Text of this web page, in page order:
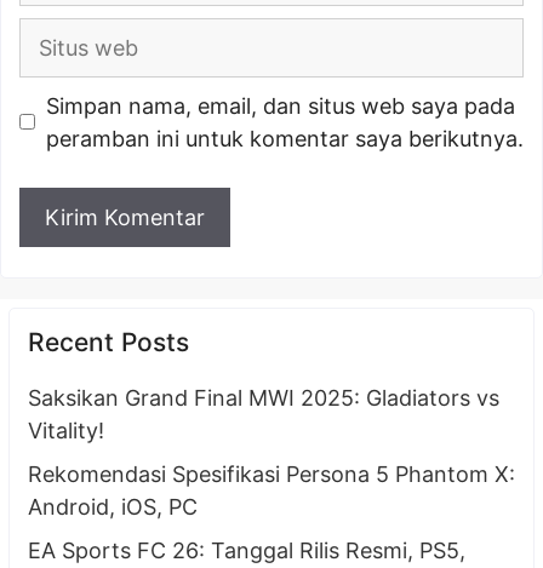
Situs
web
Simpan nama, email, dan situs web saya pada
peramban ini untuk komentar saya berikutnya.
Recent Posts
Saksikan Grand Final MWI 2025: Gladiators vs
Vitality!
Rekomendasi Spesifikasi Persona 5 Phantom X:
Android, iOS, PC
EA Sports FC 26: Tanggal Rilis Resmi, PS5,